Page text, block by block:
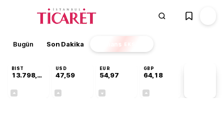
Bugün Son Dakika Finans EKSTRA
BIST
13.798,82
USD
47,59
EUR
54,97
GBP
64,18